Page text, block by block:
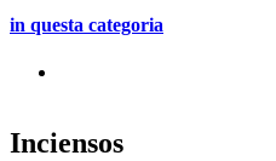
in questa categoria
Inciensos